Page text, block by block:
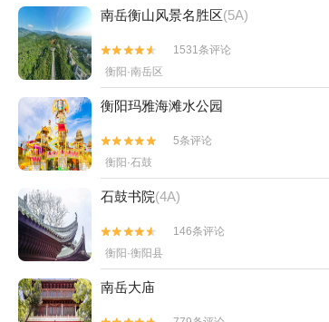
南岳衡山风景名胜区(5A)


1531条评论
衡阳·南岳区
衡阳玛雅海滩水公园


5条评论
衡阳·石鼓
石鼓书院(4A)


146条评论
衡阳·衡阳县
南岳大庙